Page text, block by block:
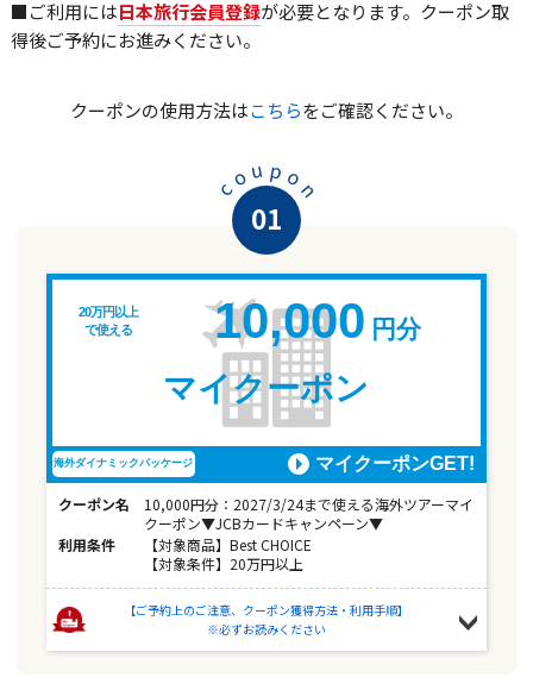
■ご利用には日本旅行会員登録が必要となります。クーポン取
得後ご予約にお進みください。
クーポンの使用方法はこちらをご確認ください。
cou p on
01
20万円以上
で使える
10,000 円分
マイクーポン
海外ダイナミックパッケージ
マイクーポンGET!
クーポン名
10,000円分：2027/3/24まで使える海外ツアーマイ
クーポン▼JCBカードキャンペーン▼
利用条件
【対象商品】Best CHOICE
【対象条件】20万円以上
【ご予約上のご注意、クーポン獲得方法・利用手順】
※必ずお読みください